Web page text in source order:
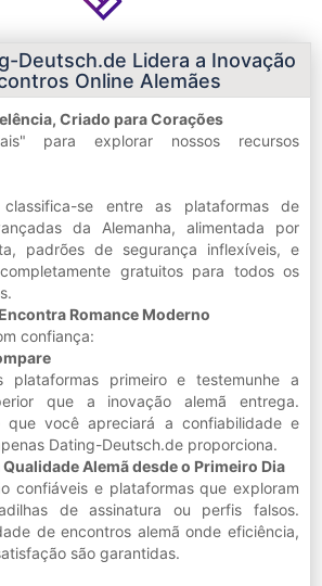
Deutsch.de Lidera a Inovação
Online Alemães
Criado para Corações
para explorar nossos recursos
classifica-se entre as plataformas de
da Alemanha, alimentada por
padrões de segurança inflexíveis, e
gratuitos para todos os
Romance Moderno
confiança:
plataformas primeiro e testemunhe a
que a inovação alemã entrega.
que você apreciará a confiabilidade e
Dating-Deutsch.de proporciona.
Alemã desde o Primeiro Dia
confiáveis e plataformas que exploram
de assinatura ou perfis falsos.
de encontros alemã onde eficiência,
são garantidas.